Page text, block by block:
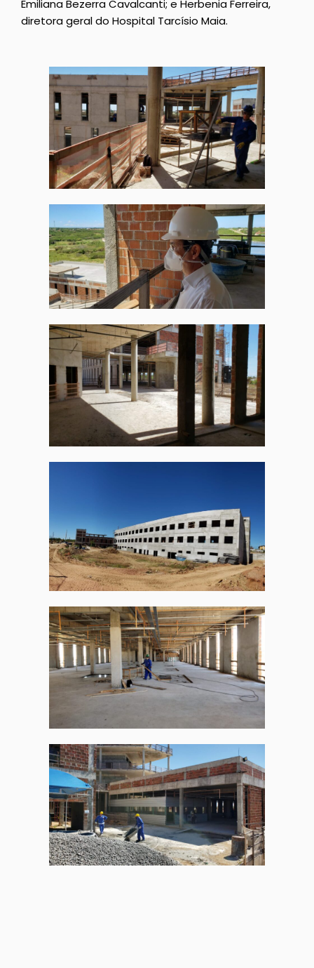
Emiliana Bezerra Cavalcanti; e Herbenia Ferreira,
diretora geral do Hospital Tarcísio Maia.